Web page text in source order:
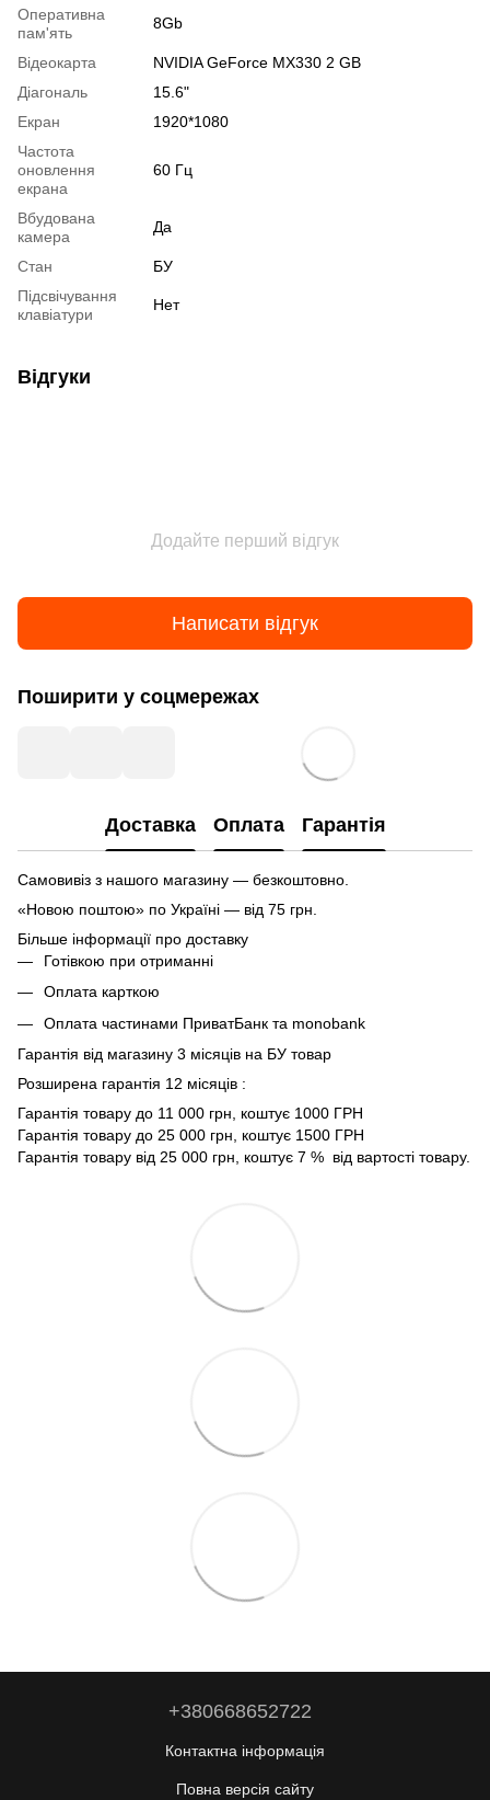
Оперативна
пам'ять
8Gb
Відеокарта
NVIDIA GeForce MX330 2 GB
Діагональ
15.6"
Екран
1920*1080
Частота
оновлення
екрана
60 Гц
Вбудована
камера
Да
Стан
БУ
Підсвічування
клавіатури
Нет
Відгуки
Додайте перший відгук
Написати відгук
Поширити у соцмережах
Доставка Оплата Гарантія
Самовивіз з нашого магазину — безкоштовно.
«Новою поштою» по Україні — від 75 грн.
Більше інформації про доставку
Готівкою при отриманні
Оплата карткою
Оплата частинами ПриватБанк та monobank
Гарантія від магазину 3 місяців на БУ товар
Розширена гарантія 12 місяців :
Гарантія товару до 11 000 грн, коштує 1000 ГРН
Гарантія товару до 25 000 грн, коштує 1500 ГРН
Гарантія товару від 25 000 грн, коштує 7 % від вартості товару.
+380668652722
Контактна інформація
Повна версія сайту